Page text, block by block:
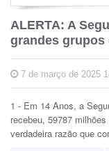
ALERTA: A
grandes grupos
7 de março de 2025
1 - Em 14 Anos, a
recebeu, 59787
verdadeira razão que